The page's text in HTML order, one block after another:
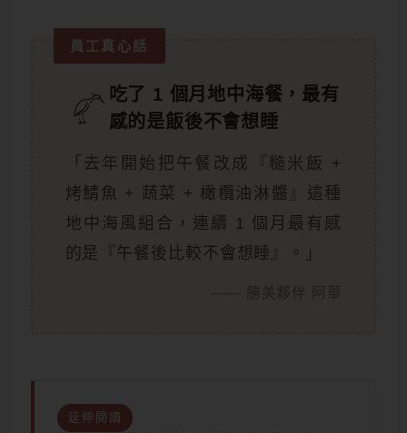
員工真心話
吃了 1 個月地中海餐，最有
感的是飯後不會想睡
「去年開始把午餐改成『糙米飯 +
烤鯖魚 + 蔬菜 + 橄欖油淋醬』這種
地中海風組合，連續 1 個月最有感
的是『午餐後比較不會想睡』。」
—— 勝美夥伴 阿華
延伸閱讀